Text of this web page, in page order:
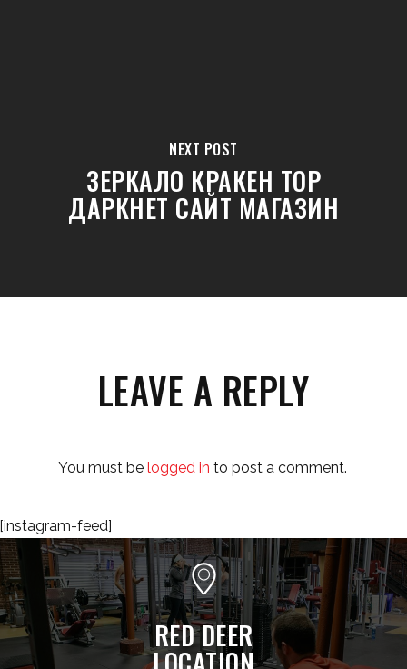
NEXT POST
ЗЕРКАЛО КРАКЕН ТОР
ДАРКНЕТ САЙТ МАГАЗИН
LEAVE A REPLY
You must be logged in to post a comment.
[instagram-feed]
RED DEER